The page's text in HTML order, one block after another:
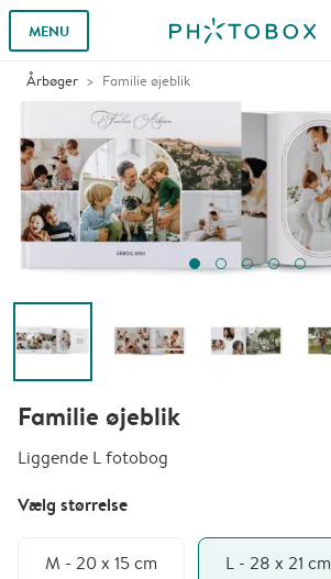
MENU
Årbøger Familie øjeblik
Familie øjeblik
Liggende L fotobog
Vælg størrelse
M - 20 x 15 cm L - 28 x 21 cm